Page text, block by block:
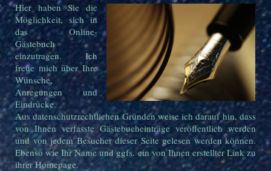
Hier haben Sie die
Möglichkeit, sich in
das Online-
Gästebuch
einzutragen. Ich
freue mich über Ihre
Wünsche,
Anregungen und
Eindrücke.
Aus datenschutzrechtlichen Gründen weise ich darauf hin, dass
von Ihnen verfasste Gästebucheinträge veröffentlich werden
und von jedem Besucher dieser Seite gelesen werden können.
Ebenso wie Ihr Name und ggfs. ein von Ihnen erstellter Link zu
ihrer Homepage.